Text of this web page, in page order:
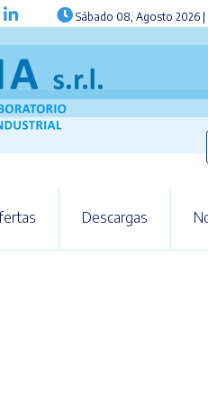
Sábado 08, Agosto 2026 |
Descargas